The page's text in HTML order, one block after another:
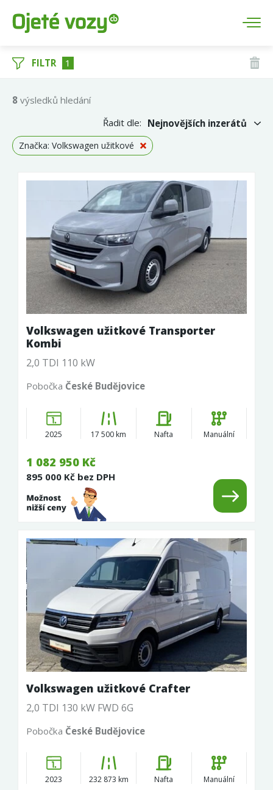
FILTR 1
8 výsledků hledání
Řadit dle: Nejnovějších inzerátů
Značka: Volkswagen užitkové
1 082 950 Kč
895 000 Kč bez DPH
Volkswagen užitkové Transporter
Kombi
2,0 TDI 110 kW
Pobočka České Budějovice
2025 17 500 km Nafta Manuální
Volkswagen užitkové Crafter
2,0 TDI 130 kW FWD 6G
Pobočka České Budějovice
2023 232 873 km Nafta Manuální